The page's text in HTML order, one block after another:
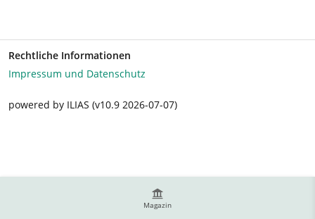
Magazin
Rechtliche Informationen
Impressum und Datenschutz
powered by ILIAS (v10.9 2026-07-07)